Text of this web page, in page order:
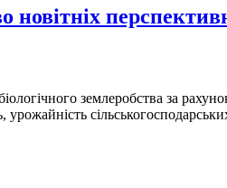
землеробства за
урожайність